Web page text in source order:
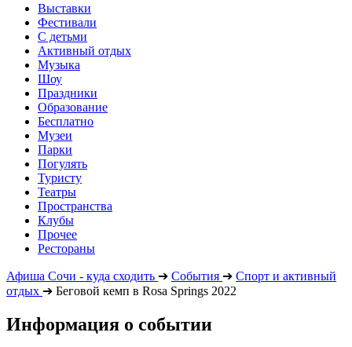
Выставки
Фестивали
С детьми
Активный отдых
Музыка
Шоу
Праздники
Образование
Бесплатно
Музеи
Парки
Погулять
Туристу
Театры
Пространства
Клубы
Прочее
Рестораны
Афиша Сочи - куда сходить ➔ События ➔ Спорт и активный
отдых ➔ Беговой кемп в Rosa Springs 2022
Информация о событии